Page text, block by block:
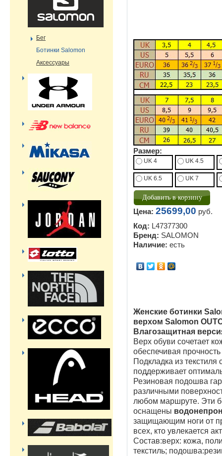
Размер:
UK 4 UK 4.5
UK 6.5 UK 7
Цена: 25699,00 руб.
Код: L47377300
Бренд: SALOMON
Наличие: есть
Женские ботинки
верхом Salomon
Влагозащитная
Верх обуви сочетает
обеспечивая
Подкладка из
поддерживает
Резиновая подошва
различными
любом маршруте. Эти
оснащены
защищающим ноги от
всех, кто увлекается
Состав:верх: кожа,
текстиль;
Бег
Ботинки Salomon
Аксессуары